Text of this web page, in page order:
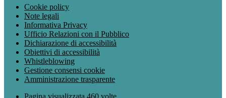
Cookie policy
Note legali
Informativa Privacy
Ufficio Relazioni con il Pubblico
Dichiarazione di accessibilità
Obiettivi di accessibilità
Whistleblowing
Gestione consensi cookie
Amministrazione trasparente
Pagina visualizzata 460 volte